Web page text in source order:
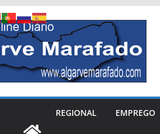
REGIONAL EMPREGO